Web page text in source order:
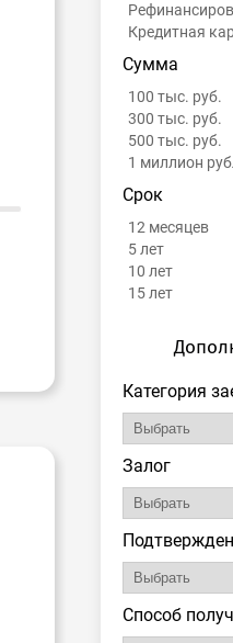
Кредитная
Сумма
100 тыс. руб.
300 тыс. руб.
500 тыс. руб.
1 миллион
Срок
12 месяцев
5 лет
10 лет
15 лет
Категория
Залог
Способ